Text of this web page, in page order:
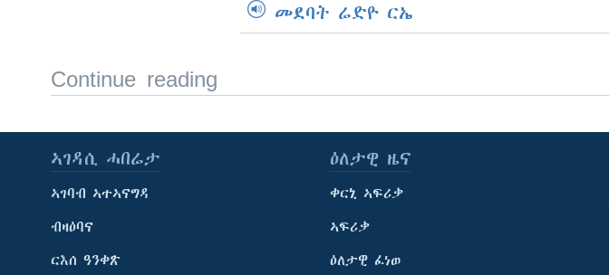
መደባት ሬድዮ ርኤ
Continue reading
ኣገዳሲ ሓበሬታ
ኣገባብ ኣተኣናግዳ
ብዛዕባና
ርእሰ ዓንቀጽ
ዕለታዊ ዜና
ቀርኒ ኣፍሪቃ
ኣፍሪቃ
ዕለታዊ ፈነወ